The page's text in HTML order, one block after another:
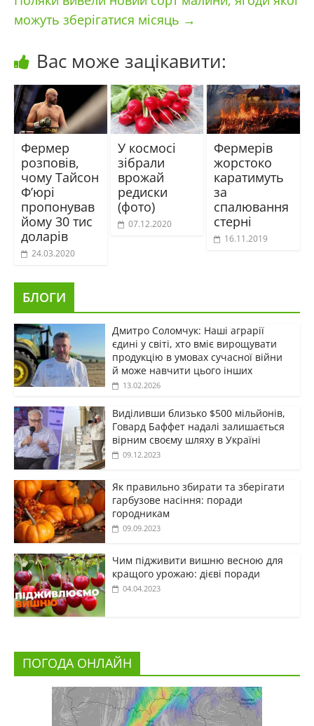
можуть зберігатися місяць →
Вас може зацікавити:
Фермер
розповів,
чому Тайсон
Ф’юрі
пропонував
йому 30 тис
доларів
24.03.2020
У космосі
зібрали
врожай
редиски
(фото)
07.12.2020
Фермерів
жорстоко
каратимуть
за
спалювання
стерні
16.11.2019
БЛОГИ
Дмитро Соломчук: Наші аграрії
єдині у світі, хто вміє вирощувати
продукцію в умовах сучасної війни
й може навчити цього інших
13.02.2026
Виділивши близько $500 мільйонів,
Говард Баффет надалі залишається
вірним своєму шляху в Україні
09.12.2023
Як правильно збирати та зберігати
гарбузове насіння: поради
городникам
09.09.2023
Чим підживити вишню весною для
кращого урожаю: дієві поради
04.04.2023
ПОГОДА ОНЛАЙН